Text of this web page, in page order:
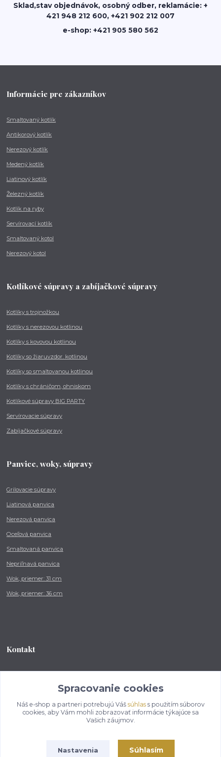
Sklad,stav objednávok, osobný odber, reklamácie: +
421 948 212 600, +421 902 212 007
e-shop: +421 905 580 562
Informácie pre zákazníkov
Smaltovaný kotlík
Antikorový kotlík
Nerezový kotlík
Medený kotlík
Liatinový kotlík
Železný kotlík
Kotlík na ryby
Servírovací kotlík
Smaltovaný kotol
Nerezový kotol
Kotlíkové súpravy a zabíjačkové súpravy
Kotlíky s trojnožkou
Kotlíky s nerezovou kotlinou
Kotlíky s kovovou kotlinou
Kotlíky so žiaruvzdor. kotlinou
Kotlíky so smaltovanou kotlinou
Kotlíky s chráničom, ohniskom
Kotlíkové súpravy BIG PARTY
Servírovacie súpravy
Zabíjačkové súpravy
Panvice, woky, súpravy
Grilovacie súpravy
Liatinová panvica
Nerezová panvica
Oceľová panvica
Smaltovaná panvica
Nepriľnavá panvica
Wok, priemer: 31 cm
Wok, priemer: 36 cm
Kontakt
od 8:00 - do 16:00 hod
info@kotlikovesupravy.sk
Spracovanie cookies
Náš e-shop a partneri potrebujú Váš súhlass použitím súborov
cookies, aby Vám mohli zobrazovať informácie týkajúce sa
Vašich záujmov.
Nastavenia Súhlasím